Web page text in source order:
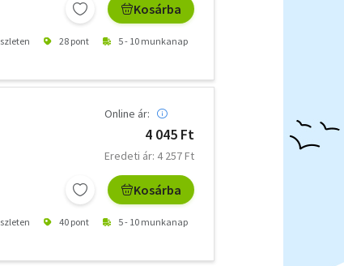
Kosárba
28 pont 5 - 10 munkanap
Online ár:
4 045 Ft
Eredeti ár: 4 257 Ft
Kosárba
40 pont 5 - 10 munkanap